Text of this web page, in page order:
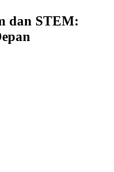
dan STEM: